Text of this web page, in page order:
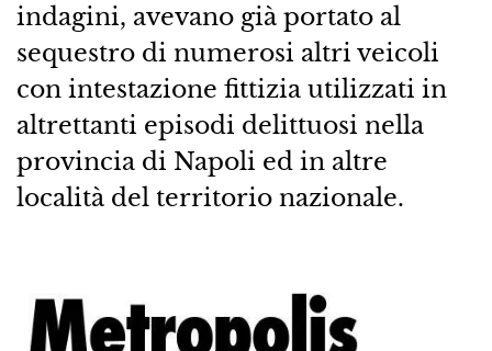
indagini, avevano già portato al
sequestro di numerosi altri veicoli
con intestazione fittizia utilizzati in
altrettanti episodi delittuosi nella
provincia di Napoli ed in altre
località del territorio nazionale.